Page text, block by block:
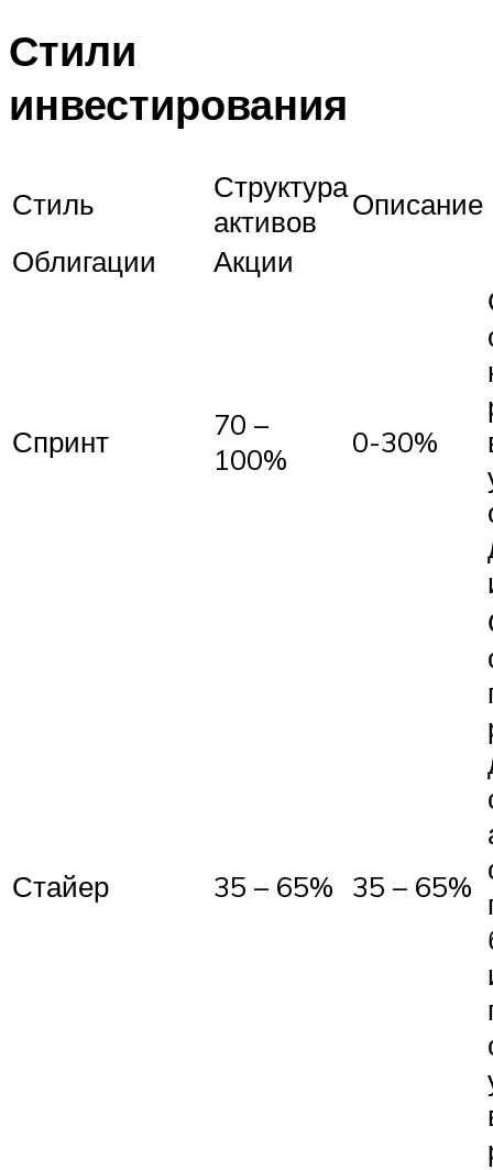
Стили
инвестирования
Стиль
Структура
активов
Описание
Облигации
Акции
Спринт
70 –
100%
0-30%
Стайер 35 – 65% 35 – 65%